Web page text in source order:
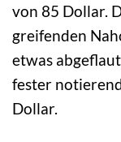
von 85 Dollar.
greifenden
etwas
fester
Dollar.